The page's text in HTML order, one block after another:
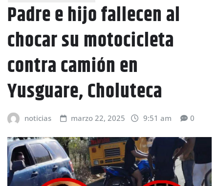
Padre e hijo fallecen al
chocar su motocicleta
contra camión en
Yusguare, Choluteca
noticias marzo 22, 2025 9:51 am 0